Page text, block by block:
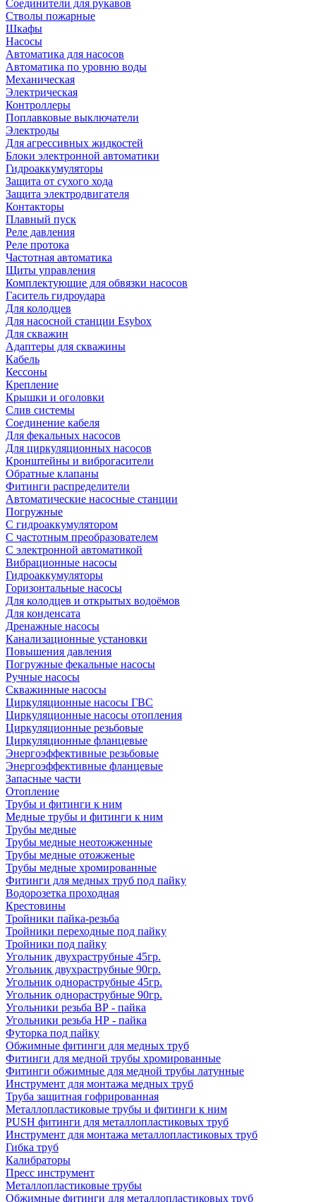
Соединители для рукавов
Стволы пожарные
Шкафы
Насосы
Автоматика для насосов
Автоматика по уровню воды
Механическая
Электрическая
Контроллеры
Поплавковые выключатели
Электроды
Для агрессивных жидкостей
Блоки электронной автоматики
Гидроаккумуляторы
Защита от сухого хода
Защита электродвигателя
Контакторы
Плавный пуск
Реле давления
Реле протока
Частотная автоматика
Щиты управления
Комплектующие для обвязки насосов
Гаситель гидроудара
Для колодцев
Для насосной станции Esybox
Для скважин
Адаптеры для скважины
Кабель
Кессоны
Крепление
Крышки и оголовки
Слив системы
Соединение кабеля
Для фекальных насосов
Для циркуляционных насосов
Кронштейны и виброгасители
Обратные клапаны
Фитинги распределители
Автоматические насосные станции
Погружные
С гидроаккумулятором
С частотным преобразователем
С электронной автоматикой
Вибрационные насосы
Гидроаккумуляторы
Горизонтальные насосы
Для колодцев и открытых водоёмов
Для конденсата
Дренажные насосы
Канализационные установки
Повышения давления
Погружные фекальные насосы
Ручные насосы
Скважинные насосы
Циркуляционные насосы ГВС
Циркуляционные насосы отопления
Циркуляционные резьбовые
Циркуляционные фланцевые
Энергоэффективные резьбовые
Энергоэффективные фланцевые
Запасные части
Отопление
Трубы и фитинги к ним
Медные трубы и фитинги к ним
Трубы медные
Трубы медные неотожженные
Трубы медные отожженые
Трубы медные хромированные
Фитинги для медных труб под пайку
Водорозетка проходная
Крестовины
Тройники пайка-резьба
Тройники переходные под пайку
Тройники под пайку
Угольник двухраструбные 45гр.
Угольник двухраструбные 90гр.
Угольник однораструбные 45гр.
Угольник однораструбные 90гр.
Угольники резьба ВР - пайка
Угольники резьба НР - пайка
Футорка под пайку
Обжимные фитинги для медных труб
Фитинги для медной трубы хромированные
Фитинги обжимные для медной трубы латунные
Инструмент для монтажа медных труб
Труба защитная гофрированная
Металлопластиковые трубы и фитинги к ним
PUSH фитинги для металлопластиковых труб
Инструмент для монтажа металлопластиковых труб
Гибка труб
Калибраторы
Пресс инструмент
Металлопластиковые трубы
Обжимные фитинги для металлопластиковых труб